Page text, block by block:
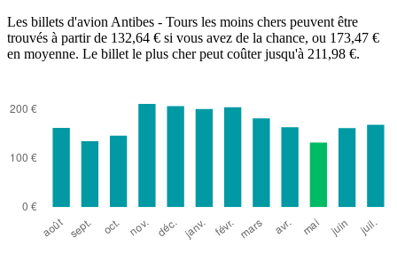
Les billets d'avion Antibes - Tours les moins chers peuvent être
trouvés à partir de 132,64 € si vous avez de la chance, ou 173,47 €
en moyenne. Le billet le plus cher peut coûter jusqu'à 211,98 €.